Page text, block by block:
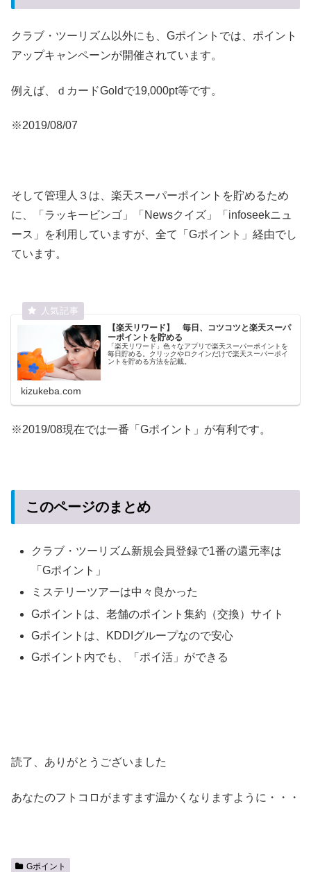
クラブ・ツーリズム以外にも、Gポイントでは、ポイント
アップキャンペーンが開催されています。
例えば、ｄカードGoldで19,000pt等です。
※2019/08/07
そして管理人３は、楽天スーパーポイントを貯めるため
に、「ラッキービンゴ」「Newsクイズ」「infoseekニュ
ース」を利用していますが、全て「Gポイント」経由でし
ています。
【楽天リワード】 毎日、コツコツと楽天スーパ
ーポイントを貯める
「楽天リワード」色々なアプリで楽天スーパーポイントを
毎日貯める。クリックやロクインだけで楽天スーパーポイ
ントを貯める方法を記載。
kizukeba.com
※2019/08現在では一番「Gポイント」が有利です。
このページのまとめ
クラブ・ツーリズム新規会員登録で1番の還元率は
「Gポイント」
ミステリーツアーは中々良かった
Gポイントは、老舗のポイント集約（交換）サイト
Gポイントは、KDDIグループなので安心
Gポイント内でも、「ポイ活」ができる
読了、ありがとうございました
あなたのフトコロがますます温かくなりますように・・・
Gポイント